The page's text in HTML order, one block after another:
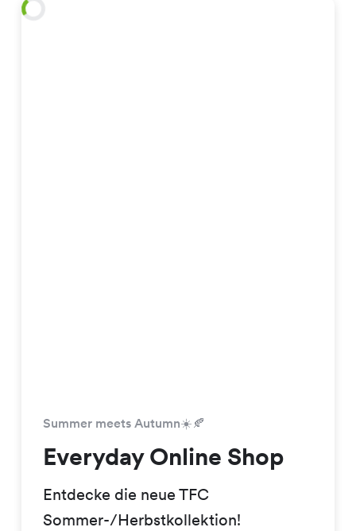
Summer meets Autumn☀️🍂
Everyday Online Shop
Entdecke die neue TFC
Sommer-/Herbstkollektion!